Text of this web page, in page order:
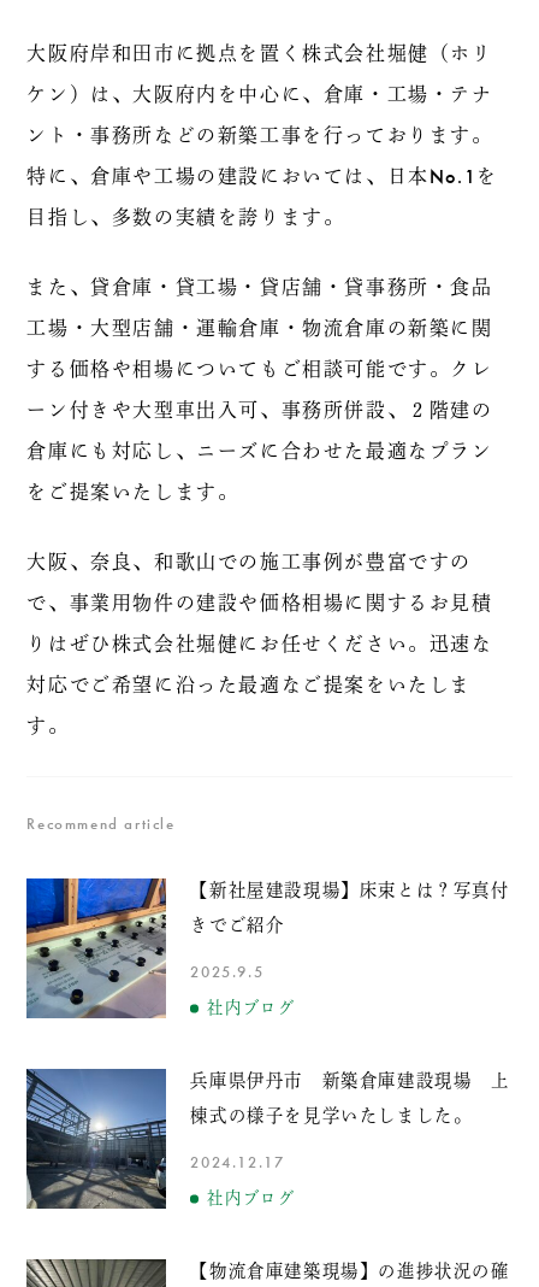
大阪府岸和田市に拠点を置く株式会社堀健（ホリ
ケン）は、大阪府内を中心に、倉庫・工場・テナ
ント・事務所などの新築工事を行っております。
特に、倉庫や工場の建設においては、日本No.1を
目指し、多数の実績を誇ります。
また、貸倉庫・貸工場・貸店舗・貸事務所・食品
工場・大型店舗・運輸倉庫・物流倉庫の新築に関
する価格や相場についてもご相談可能です。クレ
ーン付きや大型車出入可、事務所併設、２階建の
倉庫にも対応し、ニーズに合わせた最適なプラン
をご提案いたします。
大阪、奈良、和歌山での施工事例が豊富ですの
で、事業用物件の建設や価格相場に関するお見積
りはぜひ株式会社堀健にお任せください。迅速な
対応でご希望に沿った最適なご提案をいたしま
す。
Recommend article
【新社屋建設現場】床束とは？写真付
きでご紹介
2025.9.5
社内ブログ
兵庫県伊丹市 新築倉庫建設現場 上
棟式の様子を見学いたしました。
2024.12.17
社内ブログ
【物流倉庫建築現場】の進捗状況の確